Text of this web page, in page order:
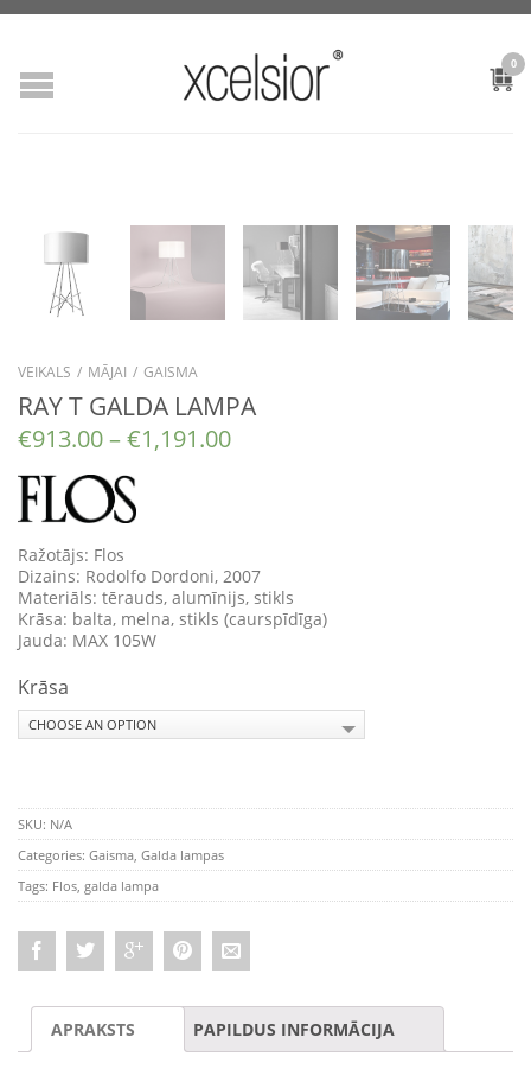
0
VEIKALS / MĀJAI / GAISMA
RAY T GALDA LAMPA
€913.00–€1,191.00
Ražotājs: Flos
Dizains: Rodolfo Dordoni, 2007
Materiāls: tērauds, alumīnijs, stikls
Krāsa: balta, melna, stikls (caurspīdīga)
Jauda: MAX 105W
Krāsa
SKU: N/A
Categories: Gaisma Galda lampas
Tags: Flos galda lampa
APRAKSTS PAPILDUS INFORMĀCIJA